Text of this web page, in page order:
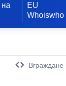
на
EU
Whoiswho
Вграждане